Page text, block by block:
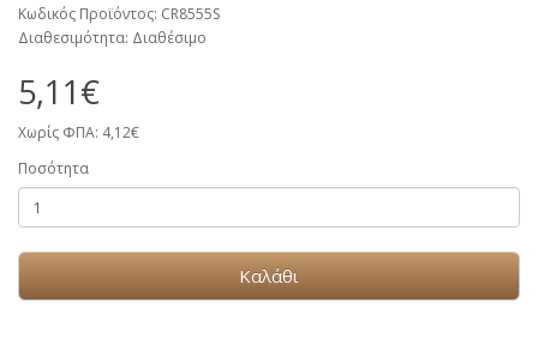
Κωδικός Προϊόντος: CR8555S
Διαθεσιμότητα: Διαθέσιμο
5,11€
Χωρίς ΦΠΑ: 4,12€
Ποσότητα
Καλάθι